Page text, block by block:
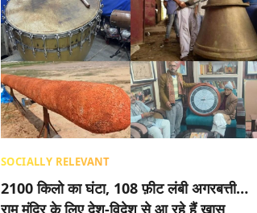
SOCIALLY RELEVANT
2100 किलो का घंटा, 108 फ़ीट लंबी अगरबत्ती…